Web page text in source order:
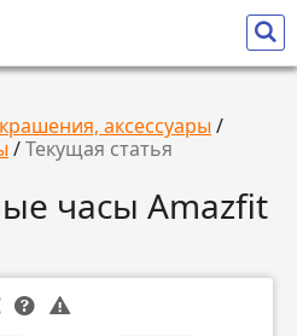
аксессуары /
/Текущая статья
часы Amazfit